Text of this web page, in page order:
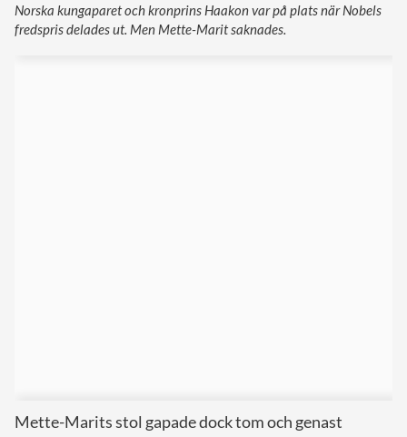
Norska kungaparet och kronprins Haakon var på plats när Nobels
fredspris delades ut. Men Mette-Marit saknades.
Mette-Marits stol gapade dock tom och genast